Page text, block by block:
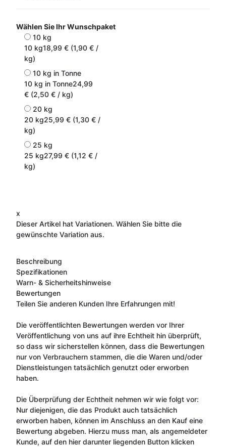
Wählen Sie Ihr Wunschpaket
10 kg
10 kg18,99 € (1,90 € /
kg)
10 kg in Tonne
10 kg in Tonne24,99
€ (2,50 € / kg)
20 kg
20 kg25,99 € (1,30 € /
kg)
25 kg
25 kg27,99 € (1,12 € /
kg)
x
Dieser Artikel hat Variationen. Wählen Sie bitte die
gewünschte Variation aus.
Beschreibung
Spezifikationen
Warn- & Sicherheitshinweise
Bewertungen
Teilen Sie anderen Kunden Ihre Erfahrungen mit!
Die veröffentlichten Bewertungen werden vor Ihrer
Veröffentlichung von uns auf ihre Echtheit hin überprüft,
so dass wir sicherstellen können, dass die Bewertungen
nur von Verbrauchern stammen, die die Waren und/oder
Dienstleistungen tatsächlich genutzt oder erworben
haben.
Die Überprüfung der Echtheit nehmen wir wie folgt vor:
Nur diejenigen, die das Produkt auch tatsächlich
erworben haben, können im Anschluss an den Kauf eine
Bewertung abgeben. Hierzu muss man, als angemeldeter
Kunde, auf den hier darunter liegenden Button klicken